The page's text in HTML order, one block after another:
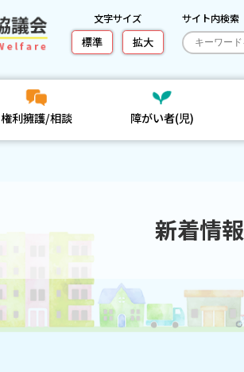
文字サイズ
標準 拡大
サイト内検索
権利擁護/相談 障がい者(児)
新着情報